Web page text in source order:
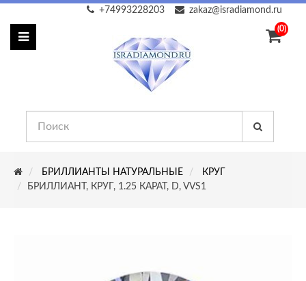
zakaz@isradiamond.ru
+74993228203
(0)
БРИЛЛИАНТЫ НАТУРАЛЬНЫЕ
КРУГ
БРИЛЛИАНТ, КРУГ, 1.25 КАРАТ, D, VVS1